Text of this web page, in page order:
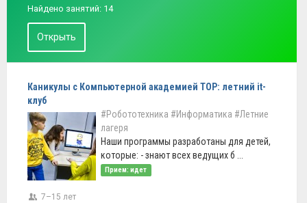
Найдено занятий: 14
Открыть
Каникулы с Компьютерной академией ТОР: летний it-
клуб
#Робототехника #Информатика #Летние
лагеря
Наши программы разработаны для детей,
которые: - знают всех ведущих б ...
Прием: идет
7–15 лет